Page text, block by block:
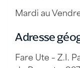
Mardi au
Adresse
Fare Ute – Z.I.